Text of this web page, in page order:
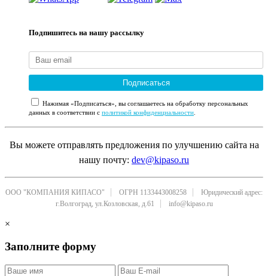
Подпишитесь на нашу рассылку
Подписаться
Нажимая «Подписаться», вы соглашаетесь на обработку персональных
данных в соответствии с политикой конфиденциальности
Вы можете отправлять предложения по улучшению сайта на
нашу почту: dev@kipaso.ru
ООО "КОМПАНИЯ КИПАСО" ОГРН 1133443008258
Юридический адрес:
г.Волгоград, ул.Козловская, д.61
info@kipaso.ru
×
Заполните форму